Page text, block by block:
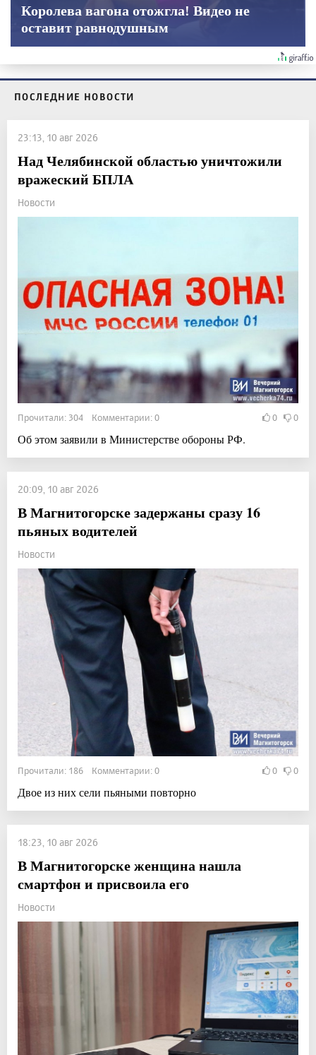
Королева вагона отожгла! Видео не
оставит равнодушным
ПОСЛЕДНИЕ НОВОСТИ
23:13, 10 авг 2026
Над Челябинской областью уничтожили
вражеский БПЛА
Новости
Прочитали: 304 Комментарии: 0 0 0
Об этом заявили в Министерстве обороны РФ.
20:09, 10 авг 2026
В Магнитогорске задержаны сразу 16
пьяных водителей
Новости
Прочитали: 186 Комментарии: 0 0 0
Двое из них сели пьяными повторно
18:23, 10 авг 2026
В Магнитогорске женщина нашла
смартфон и присвоила его
Новости